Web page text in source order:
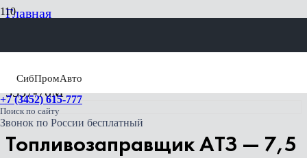
СибПромАвто
+7 (3452) 615-777
Поиск по сайту
Звонок по России бесплатный
Главная
Топливозаправщик АТЗ — 7,5 на шасси «Урал»
5557-70М
Топливозаправщик АТЗ — 7,5